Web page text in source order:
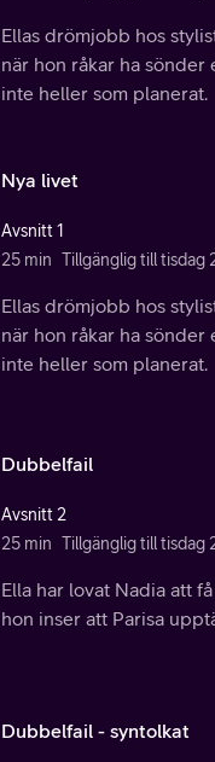
Ellas drömjobb hos
när hon råkar ha sönder
inte heller som planerat.
Nya livet
Avsnitt 1
25 min Tillgänglig till tisdag
Ellas drömjobb hos
när hon råkar ha sönder
inte heller som planerat.
Dubbelfail
Avsnitt 2
25 min Tillgänglig till tisdag
Ella har lovat Nadia att
hon inser att Parisa
Dubbelfail - syntolkat